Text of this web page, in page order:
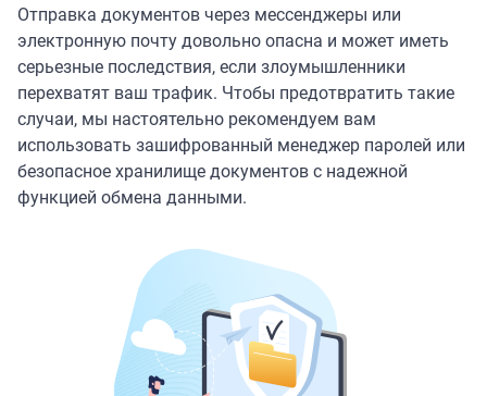
Отправка документов через мессенджеры или
электронную почту довольно опасна и может иметь
серьезные последствия, если злоумышленники
перехватят ваш трафик. Чтобы предотвратить такие
случаи, мы настоятельно рекомендуем вам
использовать зашифрованный менеджер паролей или
безопасное хранилище документов с надежной
функцией обмена данными.